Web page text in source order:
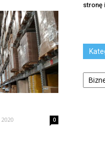
0
stronę